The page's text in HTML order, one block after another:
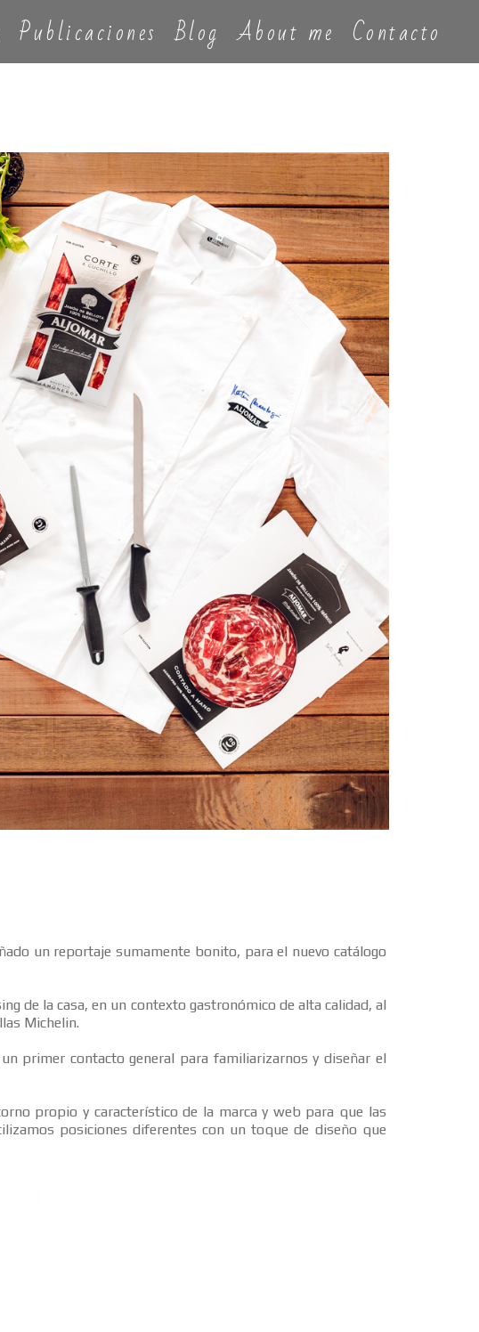
Publicaciones Blog About me Contacto
un reportaje sumamente bonito, para el nuevo catálogo
de la casa, en un contexto gastronómico de alta calidad, al
Michelin.
primer contacto general para familiarizarnos y diseñar el
propio y característico de la marca y web para que las
posiciones diferentes con un toque de diseño que